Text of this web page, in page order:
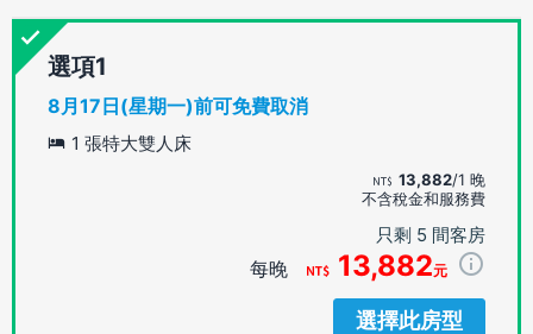
選項
8月17日(星期一)前可免費取消
1 張特大雙人床
13,882/1 晚
不含稅金和服務費
只剩 5 間客房
每晚 13,882元
選擇此房型